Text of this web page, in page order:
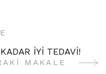
İYİ TEDAVİ!
MAKALE